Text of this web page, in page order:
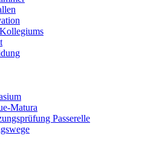
Matura
Passerelle